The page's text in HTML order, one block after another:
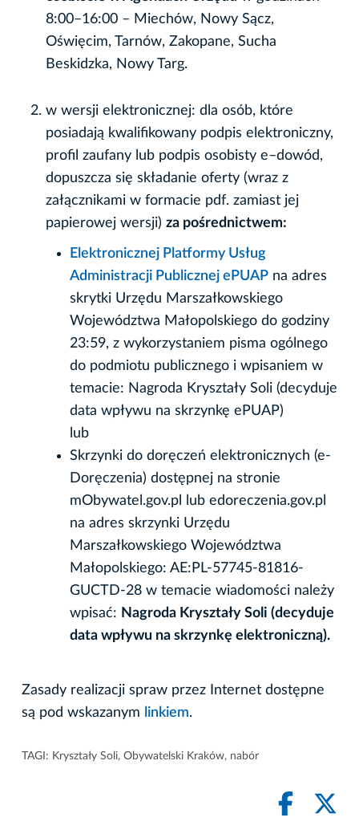
8:00–16:00 – Miechów, Nowy Sącz,
Oświęcim, Tarnów, Zakopane, Sucha
Beskidzka, Nowy Targ.
w wersji elektronicznej: dla osób, które
posiadają kwalifikowany podpis elektroniczny,
profil zaufany lub podpis osobisty e–dowód,
dopuszcza się składanie oferty (wraz z
załącznikami w formacie pdf. zamiast jej
papierowej wersji) za pośrednictwem:
Elektronicznej Platformy Usług
Administracji Publicznej ePUAP na adres
skrytki Urzędu Marszałkowskiego
Województwa Małopolskiego do godziny
23:59, z wykorzystaniem pisma ogólnego
do podmiotu publicznego i wpisaniem w
temacie: Nagroda Kryształy Soli (decyduje
data wpływu na skrzynkę ePUAP)
lub
Skrzynki do doręczeń elektronicznych (e-
Doręczenia) dostępnej na stronie
mObywatel.gov.pl lub edoreczenia.gov.pl
na adres skrzynki Urzędu
Marszałkowskiego Województwa
Małopolskiego: AE:PL-57745-81816-
GUCTD-28 w temacie wiadomości należy
wpisać: Nagroda Kryształy Soli (decyduje
data wpływu na skrzynkę elektroniczną).
Zasady realizacji spraw przez Internet dostępne
są pod wskazanym
linkiem.
TAGI: Kryształy Soli, Obywatelski Kraków, nabór